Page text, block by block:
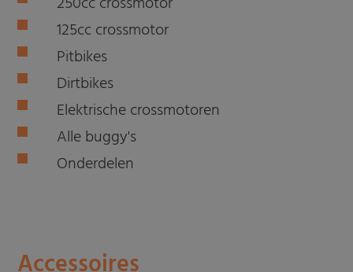
125cc crossmotor
Pitbikes
Dirtbikes
Elektrische crossmotoren
Alle buggy's
Onderdelen